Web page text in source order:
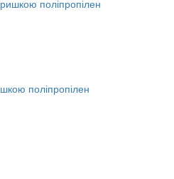
поліпропілен